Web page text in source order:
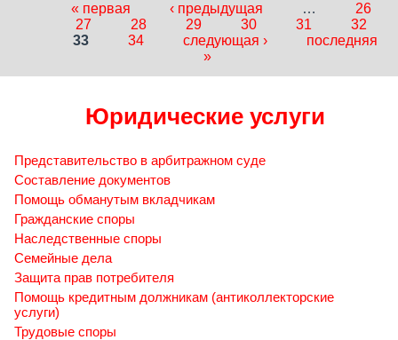
Страницы
« первая ‹ предыдущая …
26
27
28 29 30 31
32
33
34 следующая ›
последняя
»
Юридические услуги
Представительство в арбитражном суде
Составление документов
Помощь обманутым вкладчикам
Гражданские споры
Наследственные споры
Семейные дела
Защита прав потребителя
Помощь кредитным должникам (антиколлекторские
услуги)
Трудовые споры